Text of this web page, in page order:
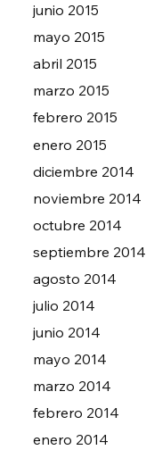
junio 2015
mayo 2015
abril 2015
marzo 2015
febrero 2015
enero 2015
diciembre 2014
noviembre 2014
octubre 2014
septiembre 2014
agosto 2014
julio 2014
junio 2014
mayo 2014
marzo 2014
febrero 2014
enero 2014